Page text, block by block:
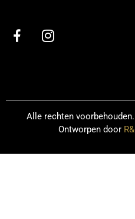
Alle rechten
Ontworpen door